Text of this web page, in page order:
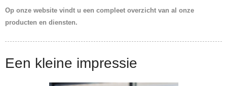
Op onze website vindt u een compleet overzicht van al onze
producten en diensten.
Een kleine impressie